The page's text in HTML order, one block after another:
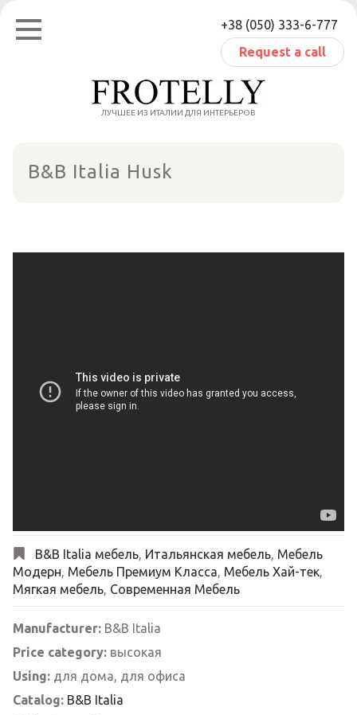
Skip
content
+38 (050) 333-6-777
Request a call
ЛУЧШЕЕ ИЗ ИТАЛИИ ДЛЯ ИНТЕРЬЕРОВ
B&B Italia Husk
B&B Italia мебель, Итальянская мебель, Мебель
Модерн, Мебель Премиум Класса, Мебель Хай-тек,
Мягкая мебель, Современная Мебель
Manufacturer: B&B Italia
Price category: высокая
Using: для дома, для офиса
Catalog: B&B Italia